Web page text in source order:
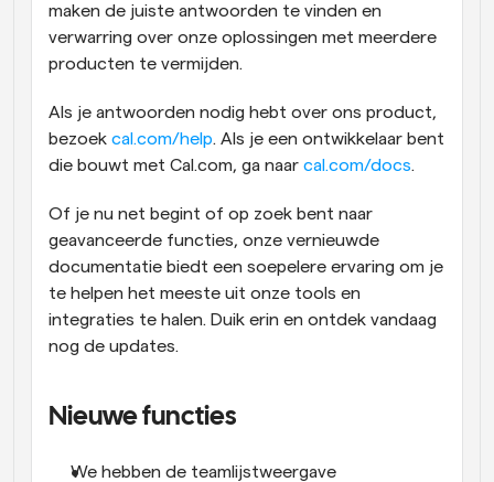
maken de juiste antwoorden te vinden en
verwarring over onze oplossingen met meerdere
producten te vermijden.
Als je antwoorden nodig hebt over ons product,
bezoek cal.com/help. Als je een ontwikkelaar bent
die bouwt met Cal.com, ga naar cal.com/docs.
Of je nu net begint of op zoek bent naar
geavanceerde functies, onze vernieuwde
documentatie biedt een soepelere ervaring om je
te helpen het meeste uit onze tools en
integraties te halen. Duik erin en ontdek vandaag
nog de updates.
Nieuwe functies
We hebben de teamlijstweergave